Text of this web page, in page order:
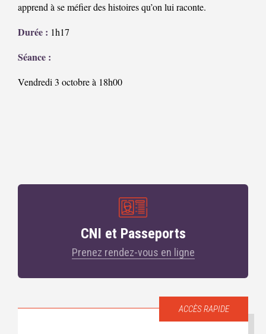
apprend à se méfier des histoires qu’on lui raconte.
Durée : 1h17
Séance :
Vendredi 3 octobre à 18h00
CNI et Passeports
Prenez rendez-vous en ligne
ACCÈS RAPIDE